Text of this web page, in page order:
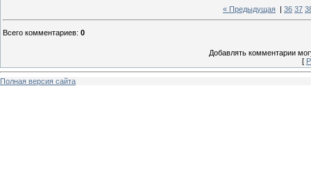
« Предыдущая 36 37
Всего комментариев: 0
Добавлять комментарии
[
Полная версия сайта